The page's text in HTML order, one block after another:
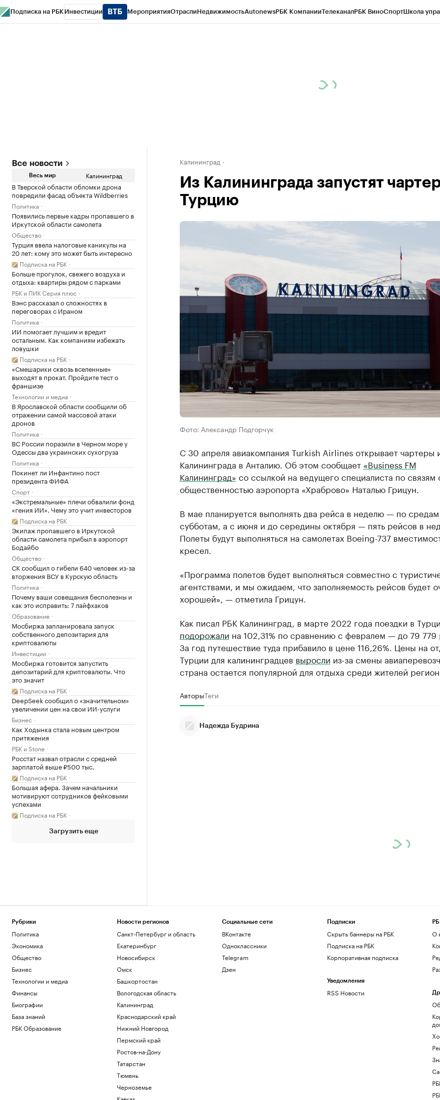
Подписка на РБК Инвестиции МероприятияОтраслиНедвижимостьAutonewsРБК КомпанииТелеканалРБК ВиноСпортШкола
Все новости
Весь мир Калининград
В Тверской области обломки дрона
повредили фасад объекта Wildberries
Политика
Появились первые кадры пропавшего в
Иркутской области самолета
Общество
Турция ввела налоговые каникулы на
20 лет: кому это может быть интересно
Подписка на РБК
Больше прогулок, свежего воздуха и
отдыха: квартиры рядом с парками
РБК и ПИК Серия плюс
Вэнс рассказал о сложностях в
переговорах с Ираном
Политика
ИИ помогает лучшим и вредит
остальным. Как компаниям избежать
ловушки
Подписка на РБК
«Смешарики сквозь вселенные»
выходят в прокат. Пройдите тест о
франшизе
Технологии и медиа
В Ярославской области сообщили об
отражении самой массовой атаки
дронов
Политика
ВС России поразили в Черном море у
Одессы два украинских сухогруза
Политика
Покинет ли Инфантино пост
президента ФИФА
Спорт
«Экстремальные» плечи обвалили фонд
«гения ИИ». Чему это учит инвесторов
Подписка на РБК
Экипаж пропавшего в Иркутской
области самолета прибыл в аэропорт
Бодайбо
Общество
СК сообщил о гибели 640 человек из-за
вторжения ВСУ в Курскую область
Политика
Почему ваши совещания бесполезны и
как это исправить: 7 лайфхаков
Образование
Мосбиржа запланировала запуск
собственного депозитария для
криптовалюты
Инвестиции
Мосбиржа готовится запустить
депозитарий для криптовалюты. Что
это значит
Подписка на РБК
DeepSeek сообщил о «значительном»
увеличении цен на свои ИИ-услуги
Бизнес
Как Ходынка стала новым центром
притяжения
РБК и Stone
Росстат назвал отрасли с средней
зарплатой выше ₽500 тыс.
Подписка на РБК
Большая афера. Зачем начальники
мотивируют сотрудников фейковыми
успехами
Подписка на РБК
Загрузить еще
Калининград
Из Калининграда запустят
Турцию
Фото: Александр Подгорчук
С 30 апреля авиакомпания Turkish Airlines открывает чартеры
Калининграда в Анталию. Об этом сообщает «Business FM
Калининград» со ссылкой на ведущего специалиста по связям
общественностью аэропорта «Храброво» Наталью Грицун.
В мае планируется выполнять два рейса в неделю — по
субботам, а с июня и до середины октября — пять рейсов в
Полеты будут выполняться на самолетах Boeing-737
кресел.
«Программа полетов будет выполняться совместно с
агентствами, и мы ожидаем, что заполняемость рейсов будет
хорошей», — отметила Грицун.
Как писал РБК Калининград, в марте 2022 года поездки в
подорожали на 102,31% по сравнению с февралем — до 79 779
За год путешествие туда прибавило в цене 116,26%. Цены на
Турции для калининградцев выросли из-за смены
страна остается популярной для отдыха среди жителей
АвторыТеги
Надежда Будрина
Рубрики
Политика
Экономика
Общество
Бизнес
Технологии и медиа
Финансы
Биографии
База знаний
РБК Образование
Новости регионов
Санкт-Петербург и область
Екатеринбург
Новосибирск
Омск
Башкортостан
Вологодская область
Калининград
Краснодарский край
Нижний Новгород
Пермский край
Ростов-на-Дону
Татарстан
Тюмень
Черноземье
Социальные сети
ВКонтакте
Одноклассники
Telegram
Дзен
Подписки
Скрыть баннеры на РБК
Подписка на РБК
Корпоративная подписка
Уведомления
RSS Новости
О